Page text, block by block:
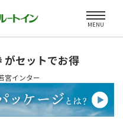
MENU
がセットでお得
宮インター